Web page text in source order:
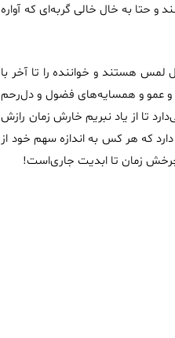
و حتا به خال خالی گربه‌ای که آواره
لمس هستند و خواننده را تا آخر با
و عمو و همسایه‌های فضول و دل‌رحم
تا از یاد نبریم خارش زمان رازش
که هر کس به اندازه سهم خود از
زمان تا ابدیت جاری‌است!